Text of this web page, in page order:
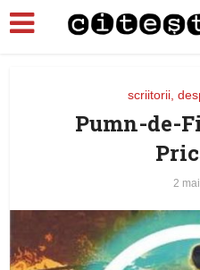
scriitorii,
Pumn-de-
2